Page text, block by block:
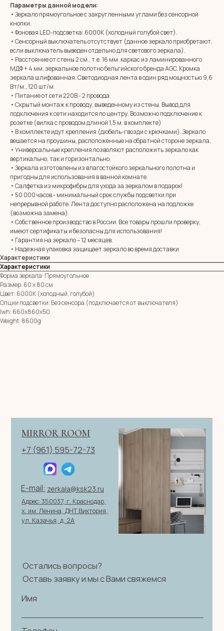
Параметры данной модели:
• Зеркало прямоугольное с закругленными углами без сенсорной
кнопки.
• Фоновая LED-подсветка: 6000К (холодный голубой свет).
• Сенсорный выключатель отсутствует (данное зеркало приобретают,
если выключатель выведен отдельно для светового зеркала).
• Расстояние от стены 2 см., т.е. 16 мм. каркас из ламинированного
МДФ + 4 мм. зеркальное полотно бельгийского бренда AGC. Кромка
зеркала шлифованная. Светодиодная лента в один ряд мощностью 9,6
Вт/м., 120 шт/м.
• Питание от сети 220В - 2 провода.
• Скрытый монтаж к проводу, выведенному из стены. Вывод для
подключения к сети находится по центру. Возможно подключение к
розетке (вилка с проводом длиной 1,5 м. в комплекте)
• В комплекте идут крепления (дюбель-гвозди с крючками). Зеркало
вешается на проушины, расположенные на обратной стороне зеркала.
• Универсальные крепления позволяют расположить зеркало как
вертикально, так и горизонтально.
• Зеркала изготовлены из влагостойкого зеркального полотна и
пригодны для использования в ванной комнате.
• Салфетка из микрофибры для ухода за зеркалом в подарок!
• 50 000 часов - минимальный срок службы подсветки при
непрерывной работе. Лента доступно расположена на подложке
(возможна замена).
• Собственное производство в России. Все товары прошли проверку,
имеют сертификаты и безопасны для использования!
• Гарантия на зеркало – 12 месяцев.
• Надежная упаковка защищает зеркало во время доставки
Характеристики
Характеристики
Форма зеркала: Прямоугольное
Размер: 60 х 80 см
Цвет: 6000К (холодный, голубой)
Опции подсветки: Без сенсора (подключается от выключателя)
lwh: 660x860x50
Weight: 8600g
MIRROR ROOM
+7 (961) 595-72-73
E-mail:
Адрес: 350037, г. Краснодар,
х. им. Ленина, ДНТ Виктория,
ул. Казачья, д. 2А
© 2026 ИП Клевцов Е.А.Все права защищены.
zerkala@ksk23.ru
Остались вопросы?
Оставь заявку и мы с Вами свяжемся
Имя
Телефон
+7